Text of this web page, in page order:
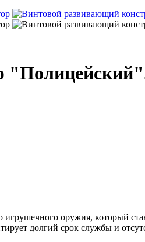
оружия, который
долгий срок службы и